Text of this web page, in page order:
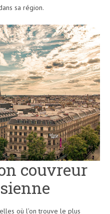
sa région.
couvreur
où l’on trouve le plus